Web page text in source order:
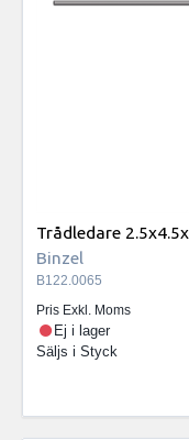
Trådledare
Binzel
B122.0065
Pris Exkl. Moms
Ej i lager
Säljs i Styck